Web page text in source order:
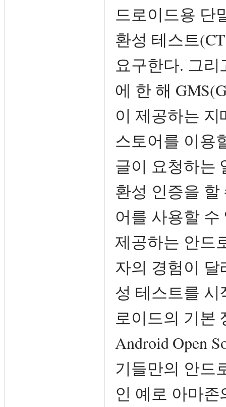
드로이드용 단
환성 테스트
요구한다. 그
에 한 해
이 제공하는
스토어를 이용
글이 요청하는
환성 인증을
어를 사용할
제공하는 안드
자의 경험이
성 테스트를
로이드의 기본
Android Open
기들만의 안드
인 예로 아마